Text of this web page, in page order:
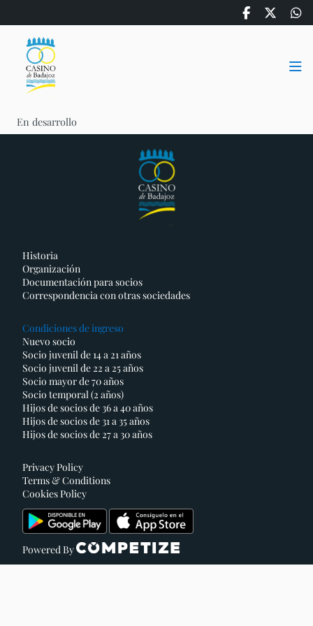
En desarrollo
Historia
Organización
Documentación para socios
Correspondencia con otras sociedades
Condiciones de ingreso
Nuevo socio
Socio juvenil de 14 a 21 años
Socio juvenil de 22 a 25 años
Socio mayor de 70 años
Socio temporal (2 años)
Hijos de socios de 36 a 40 años
Hijos de socios de 31 a 35 años
Hijos de socios de 27 a 30 años
Privacy Policy
Terms & Conditions
Cookies Policy
Powered By